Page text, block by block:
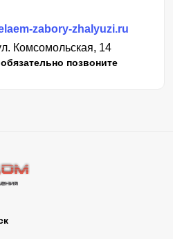
zabory-zhalyuzi.ru
Комсомольская, 14
позвоните